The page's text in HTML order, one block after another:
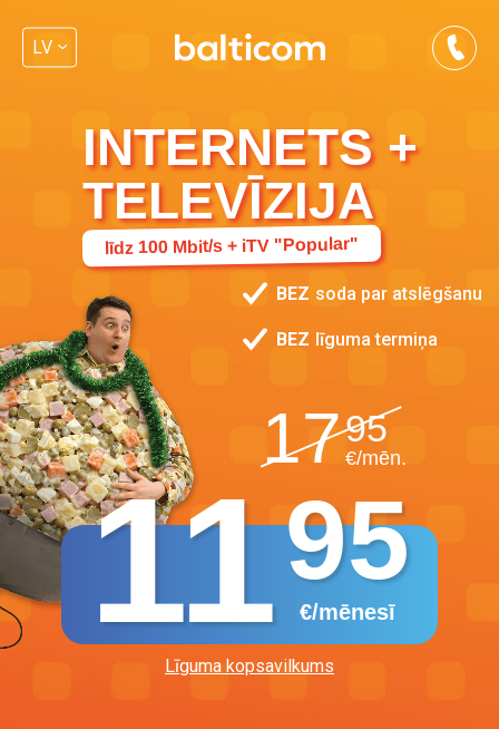
LV
INTERNETS +
TELEVĪZIJA
līdz 100 Mbit/s + iTV "Popular"
BEZ soda par atslēgšanu
BEZ līguma termiņa
1195
€/mēnesī
1795
€/mēn.
Līguma kopsavilkums